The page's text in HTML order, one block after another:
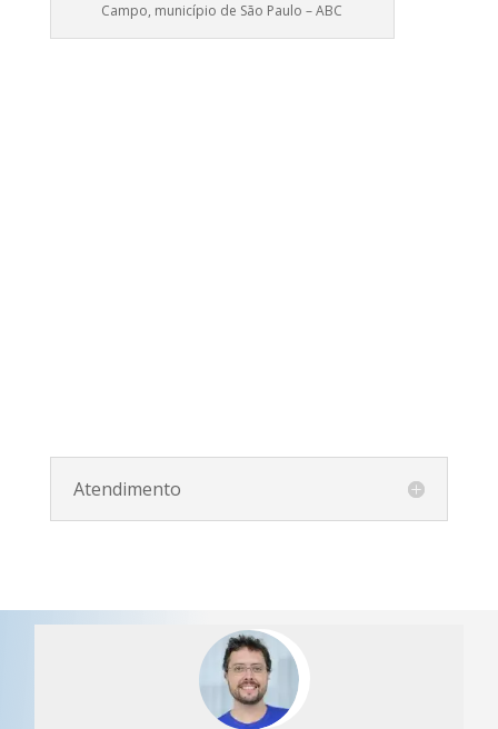
Campo, município de São Paulo – ABC
Atendimento